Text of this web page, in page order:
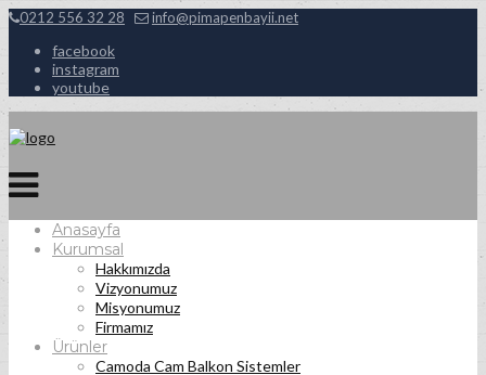
0212 556 32 28 info@pimapenbayii.net
facebook
instagram
youtube
Anasayfa
Kurumsal
Hakkımızda
Vizyonumuz
Misyonumuz
Firmamız
Ürünler
Camoda Cam Balkon Sistemler